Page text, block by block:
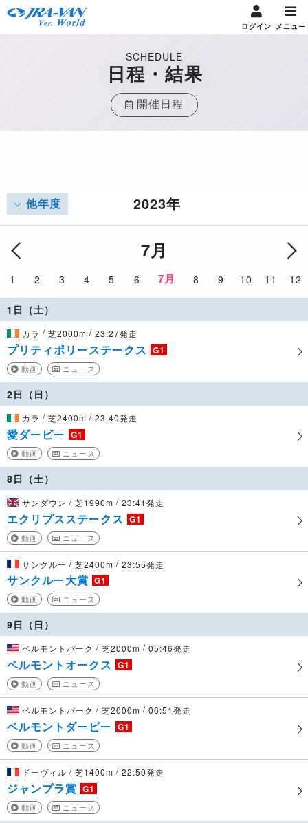
ログイン メニュー
SCHEDULE
日程・結果
開催日程
他年度 2023年
7月
1 2 3 4 5 6 7月 8 9 10 11 12
1日（土）
カラ / 芝2000m / 23:27発走
プリティポリーステークス G1
動画 ニュース
2日（日）
カラ / 芝2400m / 23:40発走
愛ダービー G1
動画 ニュース
8日（土）
サンダウン / 芝1990m / 23:41発走
エクリプスステークス G1
動画 ニュース
サンクルー / 芝2400m / 23:55発走
サンクルー大賞 G1
動画 ニュース
9日（日）
ベルモントパーク / 芝2000m / 05:46発走
ベルモントオークス G1
動画 ニュース
ベルモントパーク / 芝2000m / 06:51発走
ベルモントダービー G1
動画 ニュース
ドーヴィル / 芝1400m / 22:50発走
ジャンプラ賞 G1
動画 ニュース